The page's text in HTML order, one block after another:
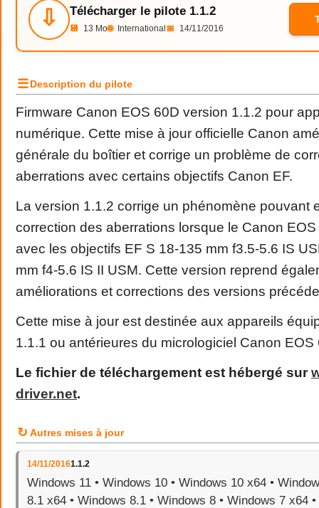
⇩ Télécharger le pilote 1.1.2
💾 13 Mo🌐 International 📅 14/11/2016
☰Description du pilote
Firmware Canon EOS 60D version 1.1.2 pour
numérique. Cette mise à jour officielle Canon
générale du boîtier et corrige un problème de
aberrations avec certains objectifs Canon EF.
La version 1.1.2 corrige un phénomène pouvant
correction des aberrations lorsque le Canon
avec les objectifs EF S 18-135 mm f3.5-5.6 IS
mm f4-5.6 IS II USM. Cette version reprend
améliorations et corrections des versions
Cette mise à jour est destinée aux appareils
1.1.1 ou antérieures du micrologiciel Canon EOS
Le fichier de téléchargement est hébergé sur
driver.net.
↻ Autres mises à jour
14/11/20161.1.2
Windows 11 • Windows 10 • Windows 10 x64 •
8.1 x64 • Windows 8.1 • Windows 8 • Windows 7 x64